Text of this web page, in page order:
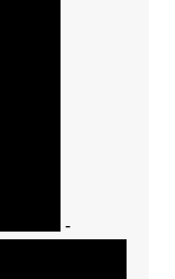
-